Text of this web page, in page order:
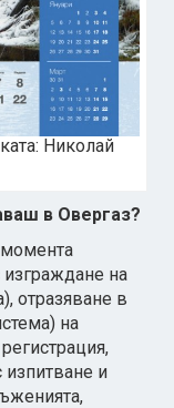
Николай
в Овергаз?
изграждане на
отразяване в
на
изпитване и